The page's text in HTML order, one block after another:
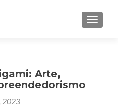
Arte,
2023